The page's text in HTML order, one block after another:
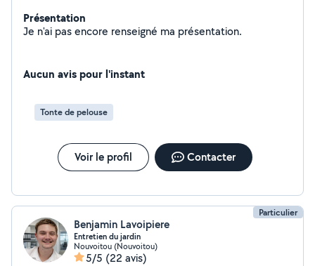
Présentation
Je n'ai pas encore renseigné ma présentation.
Aucun avis pour l'instant
Tonte de pelouse
Voir le profil Contacter
Particulier
Benjamin Lavoipiere
Entretien du jardin
Nouvoitou (Nouvoitou)
5/5 (22 avis)